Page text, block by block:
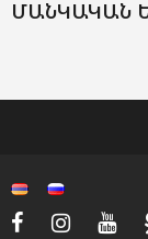
ՄԱՆԿԱԿԱՆ